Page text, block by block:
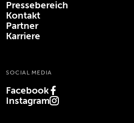
Pressebereich
Kontakt
Partner
Karriere
SOCIAL MEDIA
Facebook
(Öffnet in neuem Tab)
Instagram
(Öffnet in neuem Tab)